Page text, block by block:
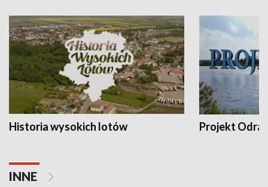
Historia wysokich lotów Projekt Odra
INNE